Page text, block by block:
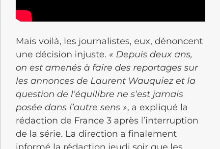
Mais voilà, les journalistes, eux, dénoncent
une décision injuste. « Depuis deux ans,
on est amenés à faire des reportages sur
les annonces de Laurent Wauquiez et la
question de l’équilibre ne s’est jamais
posée dans l’autre sens », a expliqué la
rédaction de France 3 après l’interruption
de la série. La direction a finalement